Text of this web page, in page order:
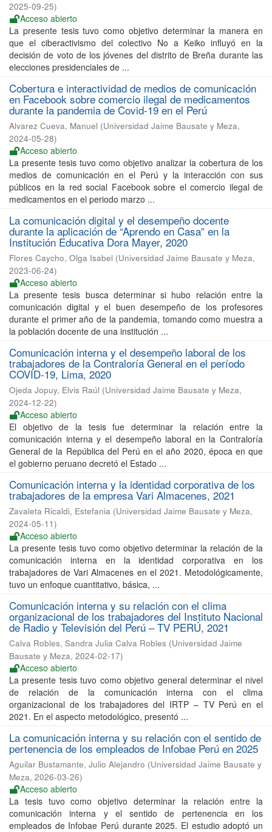
2025-09-25)
Acceso abierto
La presente tesis tuvo como objetivo determinar la manera en
que el ciberactivismo del colectivo No a Keiko influyó en la
decisión de voto de los jóvenes del distrito de Breña durante las
elecciones presidenciales de ...
Cobertura e interactividad de medios de comunicación
en Facebook sobre comercio ilegal de medicamentos
durante la pandemia de Covid-19 en el Perú
Alvarez Cueva, Manuel (Universidad Jaime Bausate y Meza,
2024-05-28)
Acceso abierto
La presente tesis tuvo como objetivo analizar la cobertura de los
medios de comunicación en el Perú y la interacción con sus
públicos en la red social Facebook sobre el comercio ilegal de
medicamentos en el periodo marzo ...
La comunicación digital y el desempeño docente
durante la aplicación de “Aprendo en Casa” en la
Institución Educativa Dora Mayer, 2020
Flores Caycho, Olga Isabel (Universidad Jaime Bausate y Meza,
2023-06-24)
Acceso abierto
La presente tesis busca determinar si hubo relación entre la
comunicación digital y el buen desempeño de los profesores
durante el primer año de la pandemia, tomando como muestra a
la población docente de una institución ...
Comunicación interna y el desempeño laboral de los
trabajadores de la Contraloría General en el período
COVID-19, Lima, 2020
Ojeda Jopuy, Elvis Raúl (Universidad Jaime Bausate y Meza,
2024-12-22)
Acceso abierto
El objetivo de la tesis fue determinar la relación entre la
comunicación interna y el desempeño laboral en la Contraloría
General de la República del Perú en el año 2020, época en que
el gobierno peruano decretó el Estado ...
Comunicación interna y la identidad corporativa de los
trabajadores de la empresa Vari Almacenes, 2021
Zavaleta Ricaldi, Estefania (Universidad Jaime Bausate y Meza,
2024-05-11)
Acceso abierto
La presente tesis tuvo como objetivo determinar la relación de la
comunicación interna en la identidad corporativa en los
trabajadores de Vari Almacenes en el 2021. Metodológicamente,
tuvo un enfoque cuantitativo, básica, ...
Comunicación interna y su relación con el clima
organizacional de los trabajadores del Instituto Nacional
de Radio y Televisión del Perú – TV PERÚ, 2021
Calva Robles, Sandra Julia Calva Robles (Universidad Jaime
Bausate y Meza, 2024-02-17)
Acceso abierto
La presente tesis tuvo como objetivo general determinar el nivel
de relación de la comunicación interna con el clima
organizacional de los trabajadores del IRTP – TV Perú en el
2021. En el aspecto metodológico, presentó ...
La comunicación interna y su relación con el sentido de
pertenencia de los empleados de Infobae Perú en 2025
Aguilar Bustamante, Julio Alejandro (Universidad Jaime Bausate y
Meza, 2026-03-26)
Acceso abierto
La tesis tuvo como objetivo determinar la relación entre la
comunicación interna y el sentido de pertenencia en los
empleados de Infobae Perú durante 2025. El estudio adoptó un